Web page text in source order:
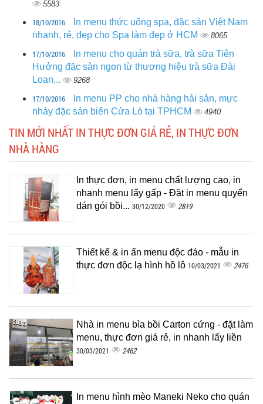
5583
18/10/2016
In menu thức uống spa, đặc sản Việt Nam
nhanh, rẻ, đẹp cho Spa làm đẹp ở HCM
8065
17/10/2016
In menu cho quán trà sữa, trà sữa Tiên
Hưởng đặc sản ngon từ thương hiệu trà sữa Đài
Loan...
9268
17/10/2016
In menu PP cho nhà hàng hải sản, mực
nhảy đặc sản biển Cửa Lò tại TPHCM
4940
TIN MỚI NHẤT IN THỰC ĐƠN GIÁ RẺ, IN THỰC ĐƠN
NHÀ HÀNG
In thực đơn, in menu chất lượng cao, in
nhanh menu lấy gấp - Đặt in menu quyển
dán gói bồi... 30/12/2020 2819
Thiết kế & in ấn menu độc đáo - mẫu in
thực đơn độc lạ hình hồ lô 10/03/2021 2476
Nhà in menu bìa bồi Carton cứng - đặt làm
menu, thực đơn giá rẻ, in nhanh lấy liền
30/03/2021 2462
In menu hình mèo Maneki Neko cho quán